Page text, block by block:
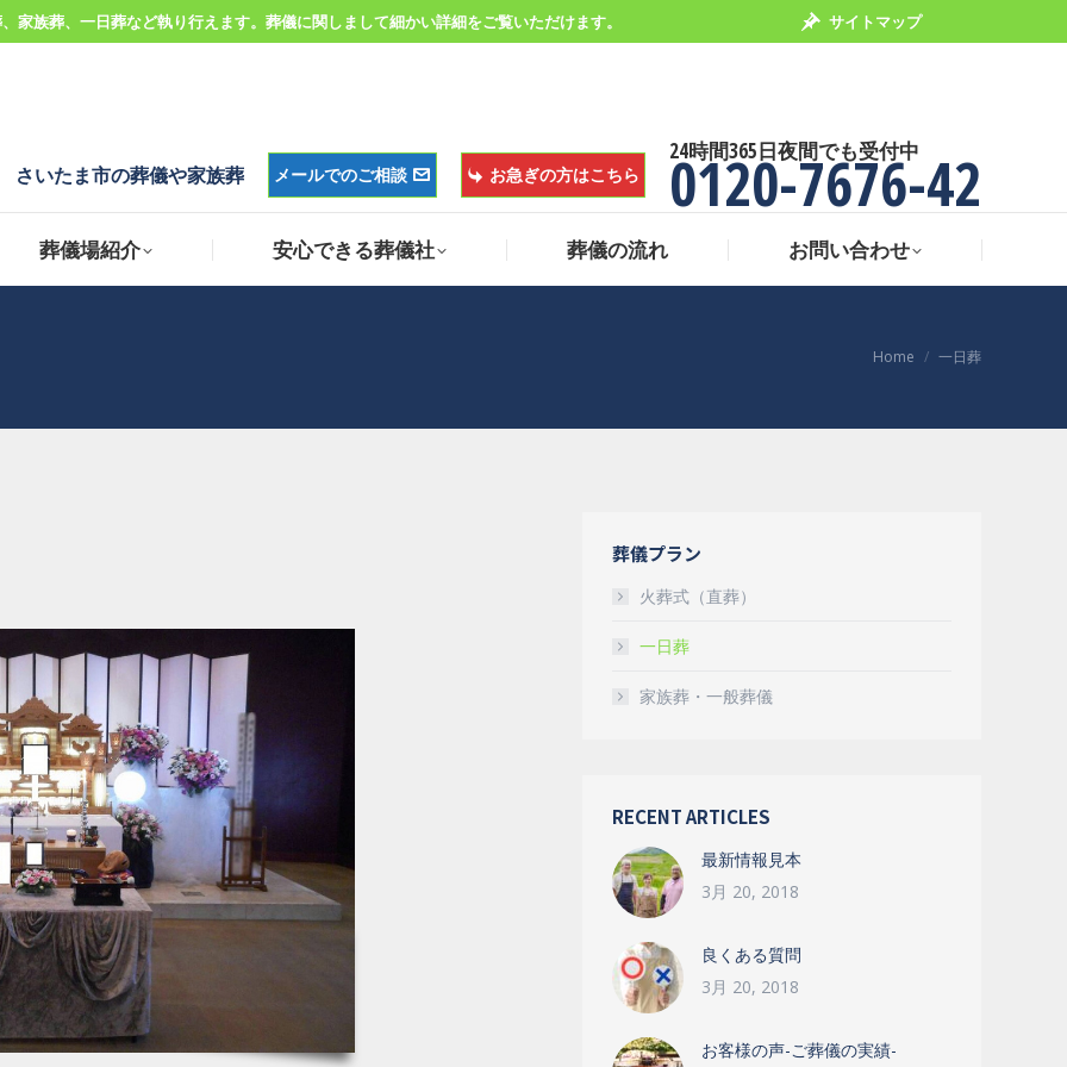
家族葬、一日葬など執り行えます。葬儀に関しまして細かい詳細をご覧いただけます。 サイトマップ
さいたま市の葬儀や家族葬 メールでのご相談 お急ぎの方はこちら
24時間365日夜間でも受付中
0120-7676-42
葬儀場紹介 安心できる葬儀社 葬儀の流れ お問い合わせ
You are here:
Home 一日葬
葬儀プラン
火葬式（直葬）
一日葬
家族葬・一般葬儀
RECENT ARTICLES
最新情報見本
3月 20, 2018
良くある質問
3月 20, 2018
お客様の声-ご葬儀の実績-
葬儀場紹介 安心できる葬儀社 葬儀の流れ お問い合わせ